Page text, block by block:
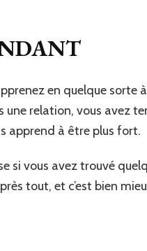
en quelque sorte
relation, vous avez
apprend à être plus fort.
si vous avez trouvé
tout, et c’est bien